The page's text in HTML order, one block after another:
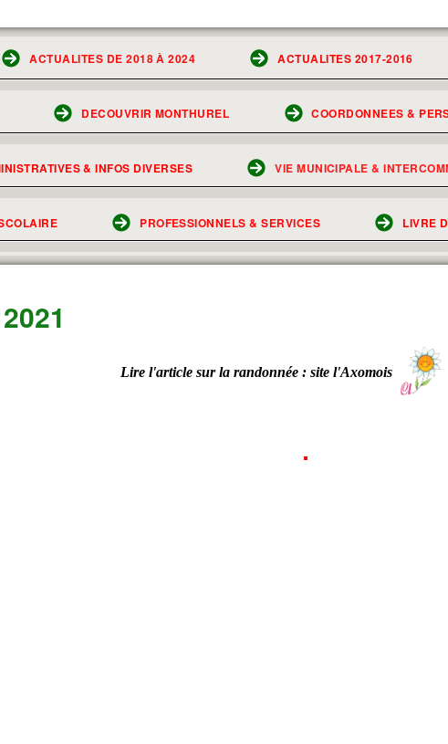
ACTUALITES DE 2018 À 2024 ACTUALITES 2017-2016
DECOUVRIR MONTHUREL COORDONNEES &
& INFOS DIVERSES VIE MUNICIPALE &
PROFESSIONNELS & SERVICES LIVRE
Lire l'article sur la randonnée : site l'Axomois